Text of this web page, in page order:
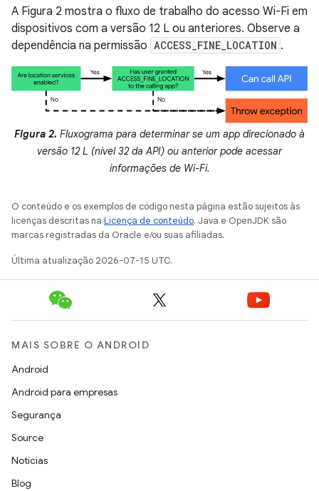
A Figura 2 mostra o fluxo de trabalho do acesso Wi-Fi em
dispositivos com a versão 12 L ou anteriores. Observe a
dependência na permissão ACCESS_FINE_LOCATION .
Figura 2. Fluxograma para determinar se um app direcionado à
versão 12 L (nível 32 da API) ou anterior pode acessar
informações de Wi-Fi.
O conteúdo e os exemplos de código nesta página estão sujeitos às
licenças descritas na Licença de conteúdo. Java e OpenJDK são
marcas registradas da Oracle e/ou suas afiliadas.
Última atualização 2026-07-15 UTC.
MAIS SOBRE O ANDROID
Android
Android para empresas
Segurança
Source
Notícias
Blog